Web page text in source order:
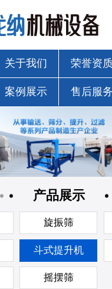
关于我们 荣誉资
案例展示 售后服务
产品展示
旋振筛
斗式提升机
摇摆筛